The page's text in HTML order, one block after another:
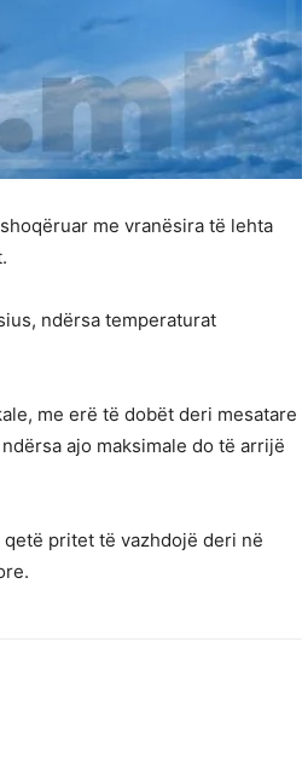
me vranësira të lehta
ndërsa temperaturat
me erë të dobët deri mesatare
ajo maksimale do të arrijë
pritet të vazhdojë deri në